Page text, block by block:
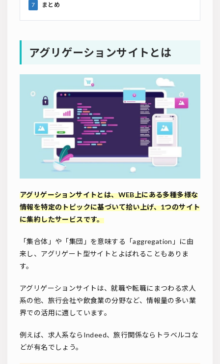
7 まとめ
アグリゲーションサイトとは
アグリゲーションサイトとは、WEB上にある多種多様な
情報を特定のトピックに基づいて拾い上げ、1つのサイト
に集約したサービスです。
「集合体」や「集団」を意味する「aggregation」に由
来し、アグリゲート型サイトとよばれることもありま
す。
アグリゲーションサイトは、就職や転職にまつわる求人
系の他、旅行会社や飲食業の分野など、情報量の多い業
界での活用に適しています。
例えば、求人系ならIndeed、旅行関係ならトラベルコな
どが有名でしょう。